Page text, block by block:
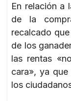
En relación a
de la
recalcado
de los
las rentas
cara», ya
los